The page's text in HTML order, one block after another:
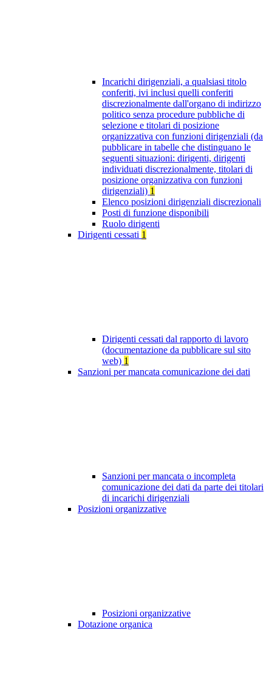
Incarichi dirigenziali, a qualsiasi titolo
conferiti, ivi inclusi quelli conferiti
discrezionalmente dall'organo di indirizzo
politico senza procedure pubbliche di
selezione e titolari di posizione
organizzativa con funzioni dirigenziali (da
pubblicare in tabelle che distinguano le
seguenti situazioni: dirigenti, dirigenti
individuati discrezionalmente, titolari di
posizione organizzativa con funzioni
dirigenziali) 1
Elenco posizioni dirigenziali discrezionali
Posti di funzione disponibili
Ruolo dirigenti
Dirigenti cessati 1
Dirigenti cessati dal rapporto di lavoro
(documentazione da pubblicare sul sito
web) 1
Sanzioni per mancata comunicazione dei dati
Sanzioni per mancata o incompleta
comunicazione dei dati da parte dei titolari
di incarichi dirigenziali
Posizioni organizzative
Posizioni organizzative
Dotazione organica